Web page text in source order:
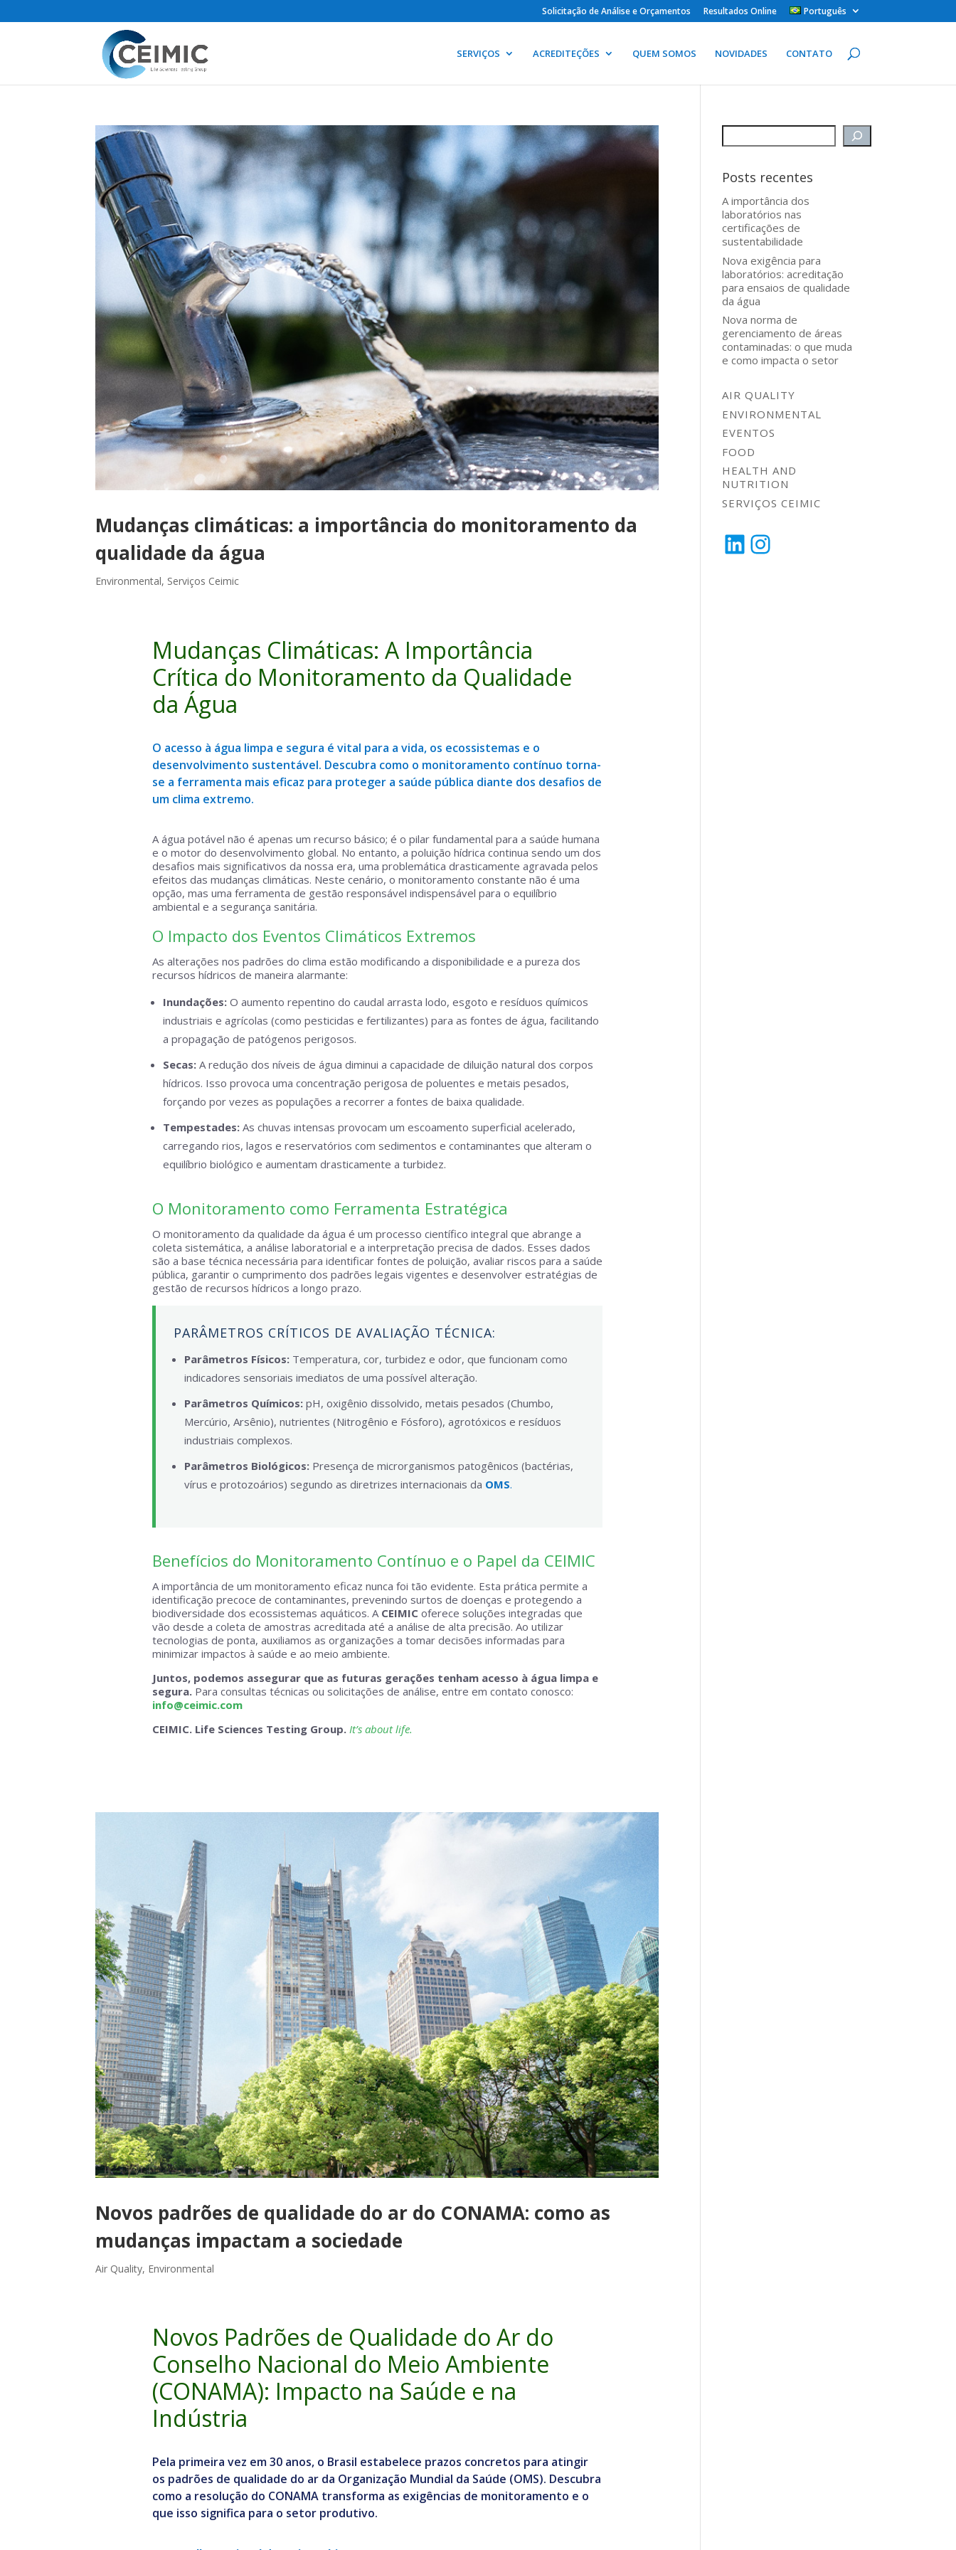
Solicitação de Análise e Orçamentos Resultados Online Português
SERVIÇOS ACREDITEÇÕES QUEM SOMOS NOVIDADES CONTATO
Mudanças climáticas: a importância do monitoramento da
qualidade da água
Environmental, Serviços Ceimic
Mudanças Climáticas: A Importância
Crítica do Monitoramento da Qualidade
da Água
O acesso à água limpa e segura é vital para a vida, os ecossistemas e o
desenvolvimento sustentável. Descubra como o monitoramento contínuo torna-
se a ferramenta mais eficaz para proteger a saúde pública diante dos desafios de
um clima extremo.
A água potável não é apenas um recurso básico; é o pilar fundamental para a saúde humana
e o motor do desenvolvimento global. No entanto, a poluição hídrica continua sendo um dos
desafios mais significativos da nossa era, uma problemática drasticamente agravada pelos
efeitos das mudanças climáticas. Neste cenário, o monitoramento constante não é uma
opção, mas uma ferramenta de gestão responsável indispensável para o equilíbrio
ambiental e a segurança sanitária.
O Impacto dos Eventos Climáticos Extremos
As alterações nos padrões do clima estão modificando a disponibilidade e a pureza dos
recursos hídricos de maneira alarmante:
Inundações:O aumento repentino do caudal arrasta lodo, esgoto e resíduos químicos
industriais e agrícolas (como pesticidas e fertilizantes) para as fontes de água, facilitando
a propagação de patógenos perigosos.
Secas:A redução dos níveis de água diminui a capacidade de diluição natural dos corpos
hídricos. Isso provoca uma concentração perigosa de poluentes e metais pesados,
forçando por vezes as populações a recorrer a fontes de baixa qualidade.
Tempestades:As chuvas intensas provocam um escoamento superficial acelerado,
carregando rios, lagos e reservatórios com sedimentos e contaminantes que alteram o
equilíbrio biológico e aumentam drasticamente a turbidez.
O Monitoramento como Ferramenta Estratégica
O monitoramento da qualidade da água é um processo científico integral que abrange a
coleta sistemática, a análise laboratorial e a interpretação precisa de dados. Esses dados
são a base técnica necessária para identificar fontes de poluição, avaliar riscos para a saúde
pública, garantir o cumprimento dos padrões legais vigentes e desenvolver estratégias de
gestão de recursos hídricos a longo prazo.
PARÂMETROS CRÍTICOS DE AVALIAÇÃO TÉCNICA:
Parâmetros Físicos:Temperatura, cor, turbidez e odor, que funcionam como
indicadores sensoriais imediatos de uma possível alteração.
Parâmetros Químicos:pH, oxigênio dissolvido, metais pesados (Chumbo,
Mercúrio, Arsênio), nutrientes (Nitrogênio e Fósforo), agrotóxicos e resíduos
industriais complexos.
Parâmetros Biológicos:Presença de microrganismos patogênicos (bactérias,
vírus e protozoários) segundo as diretrizes internacionais da OMS.
Benefícios do Monitoramento Contínuo e o Papel da CEIMIC
A importância de um monitoramento eficaz nunca foi tão evidente. Esta prática permite a
identificação precoce de contaminantes, prevenindo surtos de doenças e protegendo a
biodiversidade dos ecossistemas aquáticos. A CEIMIC oferece soluções integradas que
vão desde a coleta de amostras acreditada até a análise de alta precisão. Ao utilizar
tecnologias de ponta, auxiliamos as organizações a tomar decisões informadas para
minimizar impactos à saúde e ao meio ambiente.
Juntos, podemos assegurar que as futuras gerações tenham acesso à água limpa e
segura.Para consultas técnicas ou solicitações de análise, entre em contato conosco:
info@ceimic.com
CEIMIC. Life Sciences Testing Group. It’s about life.
Novos padrões de qualidade do ar do CONAMA: como as
mudanças impactam a sociedade
Air Quality, Environmental
Novos Padrões de Qualidade do Ar do
Conselho Nacional do Meio Ambiente
(CONAMA): Impacto na Saúde e na
Indústria
Pela primeira vez em 30 anos, o Brasil estabelece prazos concretos para atingir
os padrões de qualidade do ar da Organização Mundial da Saúde (OMS). Descubra
como a resolução do CONAMA transforma as exigências de monitoramento e o
que isso significa para o setor produtivo.
Posts recentes
A importância dos
laboratórios nas
certificações de
sustentabilidade
Nova exigência para
laboratórios: acreditação
para ensaios de qualidade
da água
Nova norma de
gerenciamento de áreas
contaminadas: o que muda
e como impacta o setor
AIR QUALITY
ENVIRONMENTAL
EVENTOS
FOOD
HEALTH AND
NUTRITION
SERVIÇOS CEIMIC
LinkedIn
Instagram